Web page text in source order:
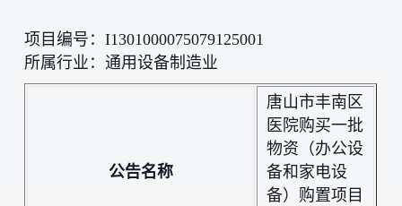
项目编号：I1301000075079125001
所属行业：通用设备制造业
公告名称
唐山市丰南区
医院购买一批
物资（办公设
备和家电设
备）购置项目